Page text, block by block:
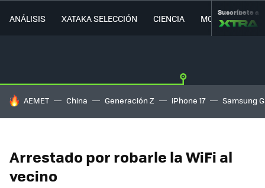
ANÁLISIS XATAKA SELECCIÓN CIENCIA MOVILIDAD
Suscríbete a
HOY SE HABLA DE
AEMET China Generación Z iPhone 17 Samsung
Arrestado por robarle la WiFi al
vecino